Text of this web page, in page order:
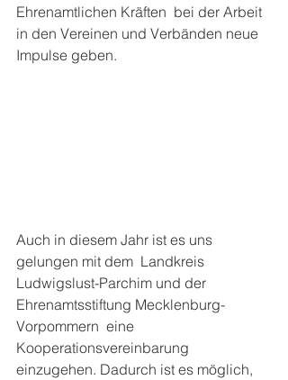
Ehrenamtlichen Kräften  bei der Arbeit
in den Vereinen und Verbänden neue
Impulse geben.
Auch in diesem Jahr ist es uns
gelungen mit dem  Landkreis
Ludwigslust-Parchim und der
Ehrenamtsstiftung Mecklenburg-
Vorpommern  eine
Kooperationsvereinbarung
einzugehen. Dadurch ist es möglich,